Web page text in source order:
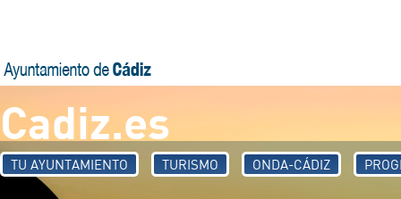
Cadiz.es
TU AYUNTAMIENTO TURISMO ONDA-CÁDIZ